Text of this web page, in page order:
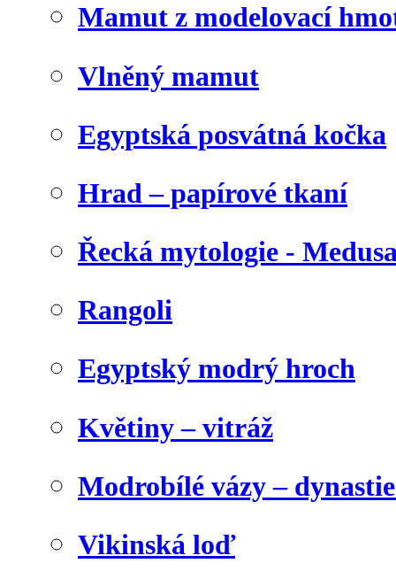
Mamut z modelovací
Vlněný mamut
Egyptská posvátná kočka
Hrad – papírové tkaní
Řecká mytologie -
Rangoli
Egyptský modrý hroch
Květiny – vitráž
Modrobílé vázy –
Vikinská loď